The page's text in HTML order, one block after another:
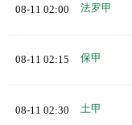
08-11 02:00 法罗甲
08-11 02:15 保甲
08-11 02:30 土甲